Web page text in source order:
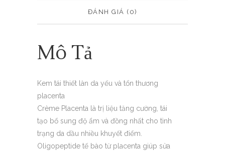
ĐÁNH GIÁ (0)
Mô Tả
Kem tái thiết làn da yếu và tổn thương
placenta
Crème Placenta là trị liệu tăng cường, tái
tạo bổ sung độ ẩm và đồng nhất cho tình
trạng da dầu nhiều khuyết điểm.
Oligopeptide tế bào từ placenta giúp sửa